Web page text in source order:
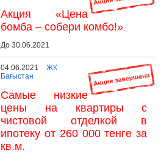
Акция «Цена
бомба – собери комбо!»
До 30.06.2021
04.06.2021
ЖК
Бағыстан
Самые низкие
цены на квартиры с
чистовой отделкой в
ипотеку от 260 000 тенге за
кв.м.